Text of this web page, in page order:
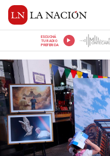
ESCUCHÁ
TU RADIO
PREFERIDA